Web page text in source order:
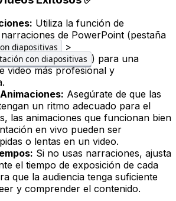
Utiliza la función de
de PowerPoint (pestaña
diapositivas >
con diapositivas ) para una
video más profesional y
Asegúrate de que las
un ritmo adecuado para el
las animaciones que funcionan bien
en vivo pueden ser
o lentas en un video.
Si no usas narraciones, ajusta
el tiempo de exposición de cada
que la audiencia tenga suficiente
y comprender el contenido.